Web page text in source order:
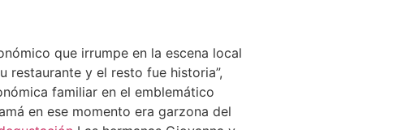
que irrumpe en la escena local
restaurante y el resto fue historia”,
familiar en el emblemático
en ese momento era garzona del